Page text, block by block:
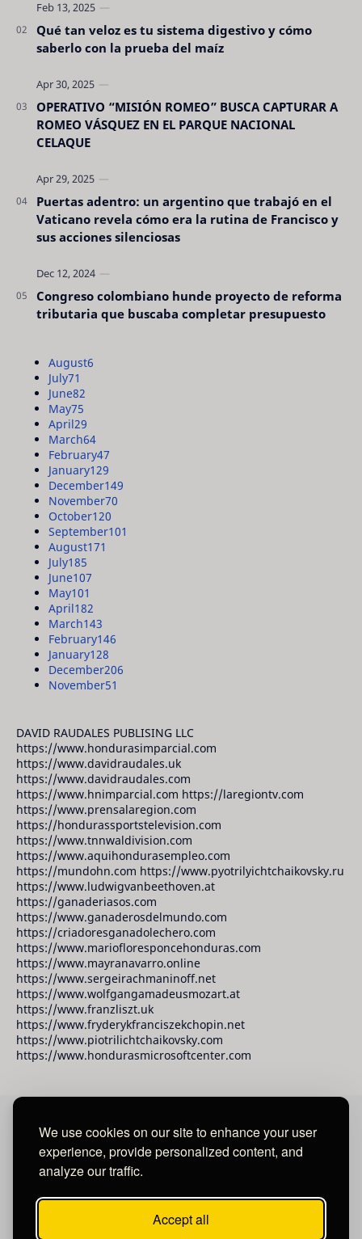
We use cookies on our site to enhance your user
experience, provide personalized content, and
analyze our traffic.
Accept all
Qué tan veloz es tu sistema digestivo y cómo
saberlo con la prueba del maíz
OPERATIVO “MISIÓN ROMEO” BUSCA CAPTURAR A
ROMEO VÁSQUEZ EN EL PARQUE NACIONAL
CELAQUE
Puertas adentro: un argentino que trabajó en el
Vaticano revela cómo era la rutina de Francisco y
sus acciones silenciosas
Congreso colombiano hunde proyecto de reforma
tributaria que buscaba completar presupuesto
August6
July71
June82
May75
April29
March64
February47
January129
December149
November70
October120
September101
August171
July185
June107
May101
April182
March143
February146
January128
December206
November51
DAVID RAUDALES PUBLISING LLC
https://www.hondurasimparcial.com
https://www.davidraudales.uk
https://www.davidraudales.com
https://www.hnimparcial.com https://laregiontv.com
https://www.prensalaregion.com
https://hondurassportstelevision.com
https://www.tnnwaldivision.com
https://www.aquihondurasempleo.com
https://mundohn.com https://www.pyotrilyichtchaikovsky.ru
https://www.ludwigvanbeethoven.at
https://ganaderiasos.com
https://www.ganaderosdelmundo.com
https://criadoresganadolechero.com
https://www.mariofloresponcehonduras.com
https://www.mayranavarro.online
https://www.sergeirachmaninoff.net
https://www.wolfgangamadeusmozart.at
https://www.franzliszt.uk
https://www.fryderykfranciszekchopin.net
https://www.piotrilichtchaikovsky.com
https://www.hondurasmicrosoftcenter.com
David Raudales Publishing LLC
Salvador.